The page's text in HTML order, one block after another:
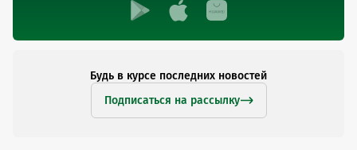
Будь в курсе последних новостей
Подписаться на рассылку